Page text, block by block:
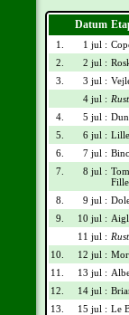
Datum
1. 1 jul :
2.
2 jul :
3.
3 jul :
4 jul :
4.
5 jul :
5.
6 jul :
6.
7 jul :
7.
8 jul :
8. 9 jul :
9.
10 jul :
11 jul :
10.
12 jul :
11.
13 jul :
12.
14 jul :
13.
15 jul : Le